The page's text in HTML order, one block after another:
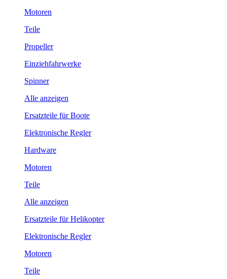
Motoren
Teile
Propeller
Einziehfahrwerke
Spinner
Alle anzeigen
Ersatzteile für Boote
Elektronische Regler
Hardware
Motoren
Teile
Alle anzeigen
Ersatzteile für Helikopter
Elektronische Regler
Motoren
Teile